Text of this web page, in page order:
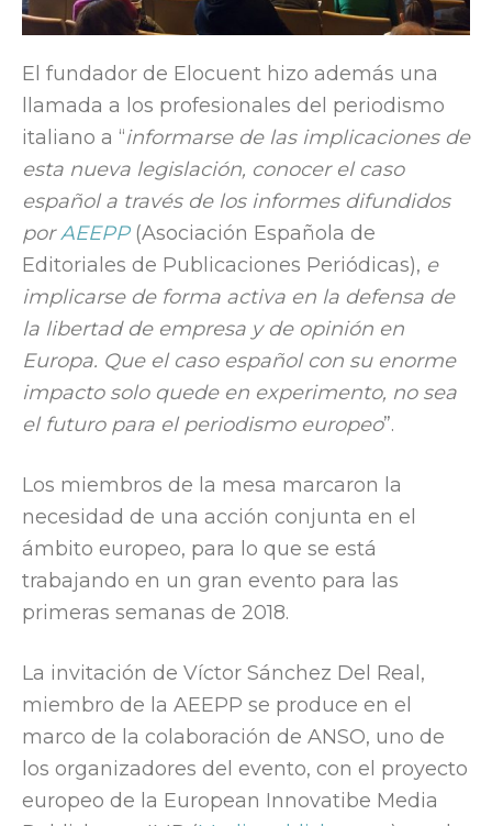
El fundador de Elocuent hizo además una
llamada a los profesionales del periodismo
italiano a “informarse de las implicaciones de
esta nueva legislación, conocer el caso
español a través de los informes difundidos
porAEEPP(Asociación Española de
Editoriales de Publicaciones Periódicas), e
implicarse de forma activa en la defensa de
la libertad de empresa y de opinión en
Europa. Que el caso español con su enorme
impacto solo quede en experimento, no sea
el futuro para el periodismo europeo”.
Los miembros de la mesa marcaron la
necesidad de una acción conjunta en el
ámbito europeo, para lo que se está
trabajando en un gran evento para las
primeras semanas de 2018.
La invitación de Víctor Sánchez Del Real,
miembro de la AEEPP se produce en el
marco de la colaboración de ANSO, uno de
los organizadores del evento, con el proyecto
europeo de la European Innovatibe Media